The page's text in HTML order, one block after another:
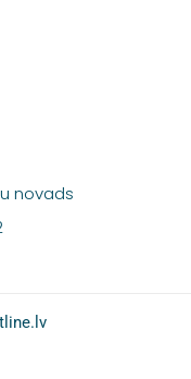
novads